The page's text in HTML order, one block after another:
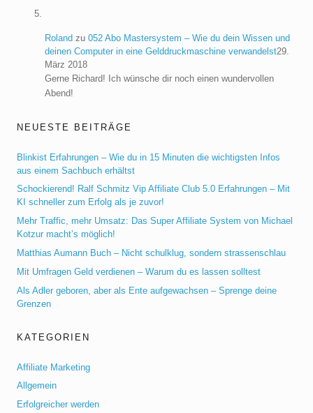
Roland zu 052 Abo Mastersystem – Wie du dein Wissen und
deinen Computer in eine Gelddruckmaschine verwandelst29.
März 2018
Gerne Richard! Ich wünsche dir noch einen wundervollen
Abend!
NEUESTE BEITRÄGE
Blinkist Erfahrungen – Wie du in 15 Minuten die wichtigsten Infos
aus einem Sachbuch erhältst
Schockierend! Ralf Schmitz Vip Affiliate Club 5.0 Erfahrungen – Mit
KI schneller zum Erfolg als je zuvor!
Mehr Traffic, mehr Umsatz: Das Super Affiliate System von Michael
Kotzur macht’s möglich!
Matthias Aumann Buch – Nicht schulklug, sondern strassenschlau
Mit Umfragen Geld verdienen – Warum du es lassen solltest
Als Adler geboren, aber als Ente aufgewachsen – Sprenge deine
Grenzen
KATEGORIEN
Affiliate Marketing
Allgemein
Erfolgreicher werden